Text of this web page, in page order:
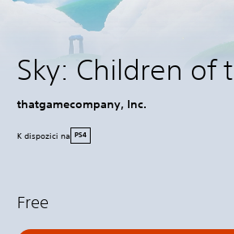
Sky: Children of
thatgamecompany, Inc.
K dispozici na PS4
Free